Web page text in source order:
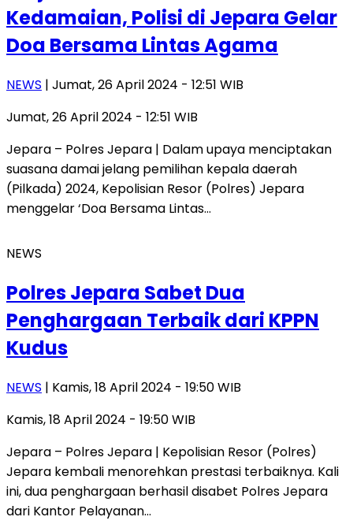
Kedamaian, Polisi di Jepara Gelar
Doa Bersama Lintas Agama
NEWS | Jumat, 26 April 2024 - 12:51 WIB
Jumat, 26 April 2024 - 12:51 WIB
Jepara – Polres Jepara | Dalam upaya menciptakan
suasana damai jelang pemilihan kepala daerah
(Pilkada) 2024, Kepolisian Resor (Polres) Jepara
menggelar ‘Doa Bersama Lintas…
NEWS
Polres Jepara Sabet Dua
Penghargaan Terbaik dari KPPN
Kudus
NEWS | Kamis, 18 April 2024 - 19:50 WIB
Kamis, 18 April 2024 - 19:50 WIB
Jepara – Polres Jepara | Kepolisian Resor (Polres)
Jepara kembali menorehkan prestasi terbaiknya. Kali
ini, dua penghargaan berhasil disabet Polres Jepara
dari Kantor Pelayanan…